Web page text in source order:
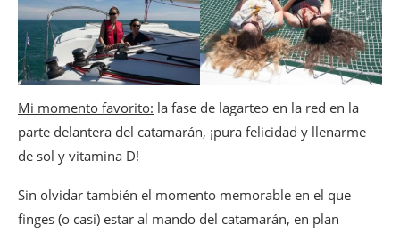
Mi momento favorito: la fase de lagarteo en la red en la
parte delantera del catamarán, ¡pura felicidad y llenarme
de sol y vitamina D!
Sin olvidar también el momento memorable en el que
finges (o casi) estar al mando del catamarán, en plan